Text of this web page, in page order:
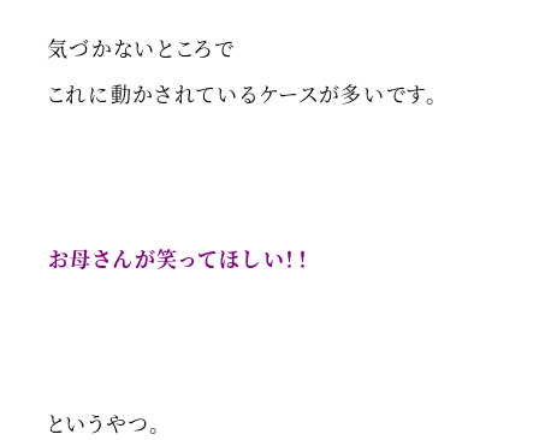
気づかないところで
これに動かされているケースが多いです。
お母さんが笑ってほしい！！
というやつ。